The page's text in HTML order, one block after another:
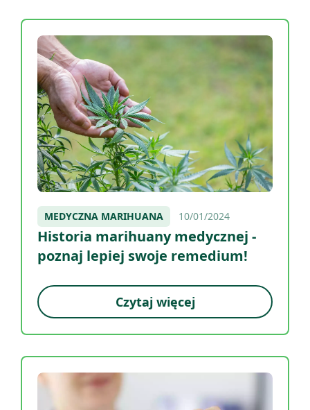
MEDYCZNA MARIHUANA 10/01/2024
Historia marihuany medycznej -
poznaj lepiej swoje remedium!
Czytaj więcej